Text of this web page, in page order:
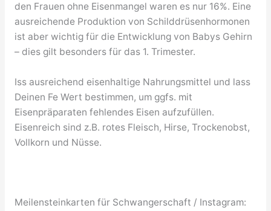
den Frauen ohne Eisenmangel waren es nur 16%. Eine
ausreichende Produktion von Schilddrüsenhormonen
ist aber wichtig für die Entwicklung von Babys Gehirn
– dies gilt besonders für das 1. Trimester.
Iss ausreichend eisenhaltige Nahrungsmittel und lass
Deinen Fe Wert bestimmen, um ggfs. mit
Eisenpräparaten fehlendes Eisen aufzufüllen.
Eisenreich sind z.B. rotes Fleisch, Hirse, Trockenobst,
Vollkorn und Nüsse.
Meilensteinkarten für Schwangerschaft / Instagram: